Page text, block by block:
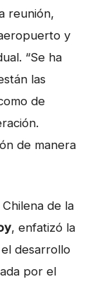
reunión,
y
“Se ha
las
de
de manera
de la
, enfatizó la
desarrollo
por el